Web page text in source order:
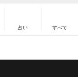
占い すべて